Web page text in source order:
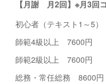
【月謝 月2回】※月3回
初心者（テキスト1～5
師範4級以上 7600円
師範2級以上 7600円
総務・常任総務 8600円